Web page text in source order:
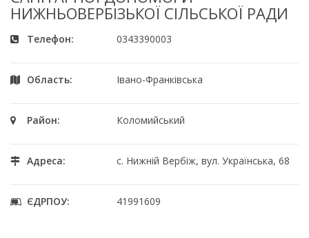
НИЖНЬОВЕРБІЗЬКОЇ СІЛЬСЬКОЇ РАДИ
Телефон: 0343390003
Область: Івано-Франківська
Район: Коломийський
Адреса: с. Нижній Вербіж, вул. Українська, 68
ЄДРПОУ: 41991609